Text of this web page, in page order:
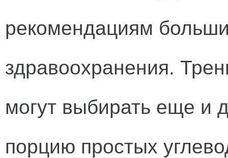
рекомендациям
здравоохранения.
могут выбирать еще и
порцию простых